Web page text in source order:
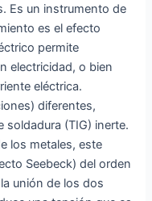
Es un instrumento de
es el efecto
permite
electricidad, o bien
eléctrica.
diferentes,
soldadura (TIG) inerte.
los metales, este
Seebeck) del orden
unión de los dos